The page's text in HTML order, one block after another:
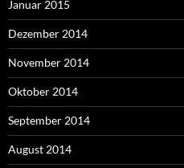
Januar 2015
Dezember 2014
November 2014
Oktober 2014
September 2014
August 2014